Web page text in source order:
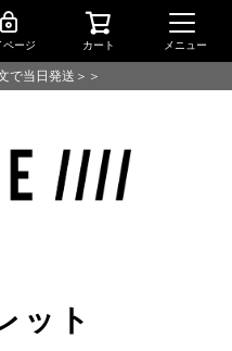
ページ カート メニュー
で当日発送＞＞
ット